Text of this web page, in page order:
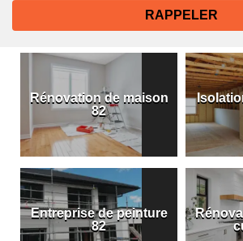
Rénovation de maison
82
Entreprise de peinture
82